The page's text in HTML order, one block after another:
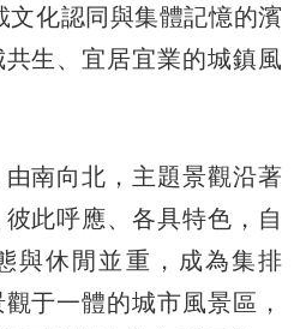
文化認同與集體記憶的濱
生、宜居宜業的城鎮風
南向北，主題景觀沿著
此呼應、各具特色，自
與休閒並重，成為集排
于一體的城市風景區，